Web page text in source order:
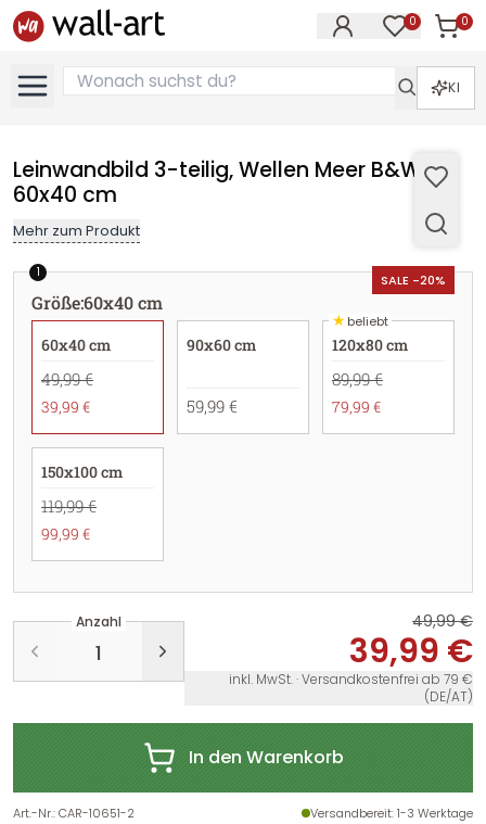
0 0
KI
Leinwandbild 3-teilig, Wellen Meer B&W -
60x40 cm
Mehr zum Produkt
SALE -20%
1
Größe:60x40 cm
60x40 cm
49,99 €
39,99 €
90x60 cm
59,99 €
★beliebt
120x80 cm
89,99 €
79,99 €
150x100 cm
119,99 €
99,99 €
Anzahl 49,99 €
39,99 €
inkl. MwSt. · Versandkostenfrei ab 79 €
(DE/AT)
In den Warenkorb
Art.-Nr.:CAR-10651-2 Versandbereit: 1-3 Werktage